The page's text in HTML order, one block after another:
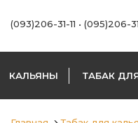
(093)206-31-11 • (095)206-
КАЛЬЯНЫ ТАБАК